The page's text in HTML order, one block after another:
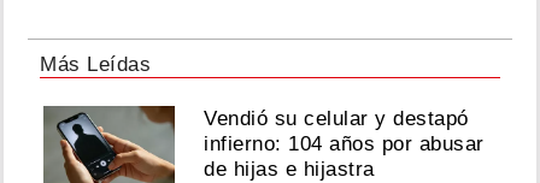
Más Leídas
Vendió su celular y destapó
infierno: 104 años por abusar
de hijas e hijastra